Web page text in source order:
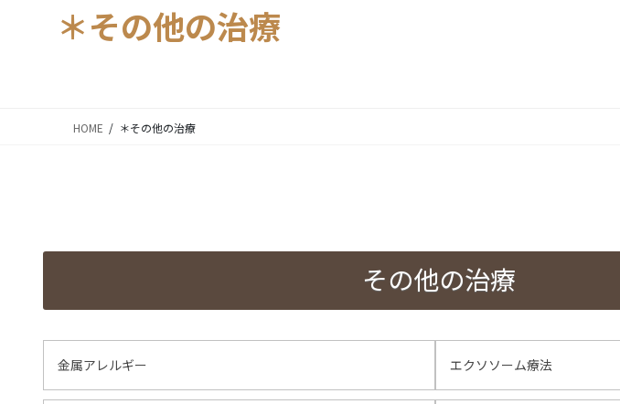
＊その他の治療
HOME ＊その他の治療
その他の治療
金属アレルギー エクソソーム療法